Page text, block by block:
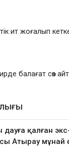
ит жоғалып
балағат сөз